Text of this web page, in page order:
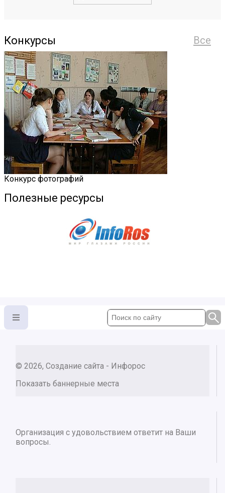
Все
Конкурсы
Конкурс фотографий
Полезные ресурсы
© 2026, Создание сайта - Инфорос
Показать баннерные места
Организация с удовольствием ответит на Ваши
вопросы.